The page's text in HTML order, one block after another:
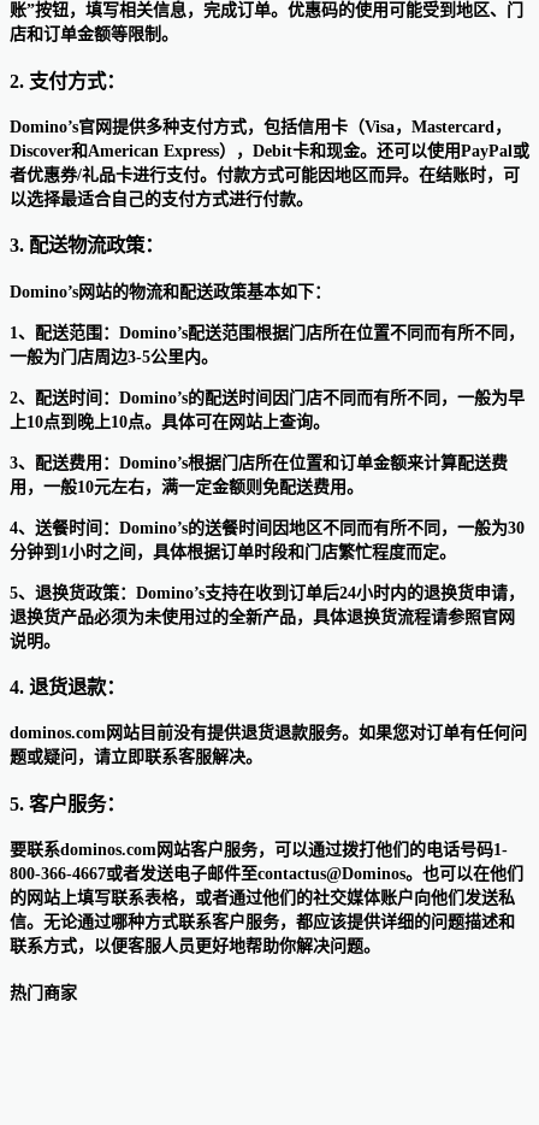
账”按钮，填写相关信息，完成订单。优惠码的使用可能受到地区、门
店和订单金额等限制。
2. 支付方式：
Domino’s官网提供多种支付方式，包括信用卡（Visa，Mastercard，
Discover和American Express），Debit卡和现金。还可以使用PayPal或
者优惠券/礼品卡进行支付。付款方式可能因地区而异。在结账时，可
以选择最适合自己的支付方式进行付款。
3. 配送物流政策：
Domino’s网站的物流和配送政策基本如下：
1、配送范围：Domino’s配送范围根据门店所在位置不同而有所不同，
一般为门店周边3-5公里内。
2、配送时间：Domino’s的配送时间因门店不同而有所不同，一般为早
上10点到晚上10点。具体可在网站上查询。
3、配送费用：Domino’s根据门店所在位置和订单金额来计算配送费
用，一般10元左右，满一定金额则免配送费用。
4、送餐时间：Domino’s的送餐时间因地区不同而有所不同，一般为30
分钟到1小时之间，具体根据订单时段和门店繁忙程度而定。
5、退换货政策：Domino’s支持在收到订单后24小时内的退换货申请，
退换货产品必须为未使用过的全新产品，具体退换货流程请参照官网
说明。
4. 退货退款：
dominos.com网站目前没有提供退货退款服务。如果您对订单有任何问
题或疑问，请立即联系客服解决。
5. 客户服务：
要联系dominos.com网站客户服务，可以通过拨打他们的电话号码1-
800-366-4667或者发送电子邮件至contactus@Dominos。也可以在他们
的网站上填写联系表格，或者通过他们的社交媒体账户向他们发送私
信。无论通过哪种方式联系客户服务，都应该提供详细的问题描述和
联系方式，以便客服人员更好地帮助你解决问题。
热门商家